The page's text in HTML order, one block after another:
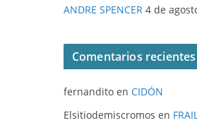
ANDRE SPENCER 4 de
Comentarios recientes
fernandito en CIDÓN
Elsitiodemiscromos en